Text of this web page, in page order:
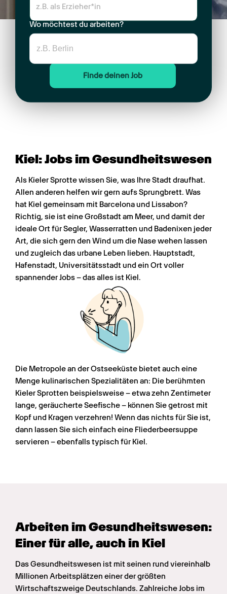
Wo möchtest du arbeiten?
Finde deinen Job
Kiel: Jobs im Gesundheits­wesen
Als Kieler Sprotte wissen Sie, was Ihre Stadt draufhat.
Allen anderen helfen wir gern aufs Sprungbrett. Was
hat Kiel gemeinsam mit Barcelona und Lissabon?
Richtig, sie ist eine Großstadt am Meer, und damit der
ideale Ort für Segler, Wasserratten und Badenixen jeder
Art, die sich gern den Wind um die Nase wehen lassen
und zugleich das urbane Leben lieben. Hauptstadt,
Hafenstadt, Universitätsstadt und ein Ort voller
spannender Jobs – das alles ist Kiel.
Die Metropole an der Ostseeküste bietet auch eine
Menge kulinarischen Spezialitäten an: Die berühmten
Kieler Sprotten beispielsweise – etwa zehn Zentimeter
lange, geräucherte Seefische – können Sie getrost mit
Kopf und Kragen verzehren! Wenn das nichts für Sie ist,
dann lassen Sie sich einfach eine Fliederbeersuppe
servieren – ebenfalls typisch für Kiel.
Arbeiten im Gesundheits­wesen:
Einer für alle, auch in Kiel
Das Gesundheitswesen ist mit seinen rund viereinhalb
Millionen Arbeitsplätzen einer der größten
Wirtschaftszweige Deutschlands. Zahlreiche Jobs im